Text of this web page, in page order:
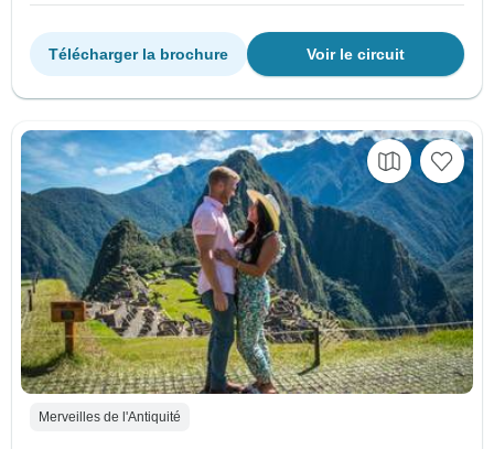
Voir le circuit
Télécharger la brochure
Merveilles de l'Antiquité